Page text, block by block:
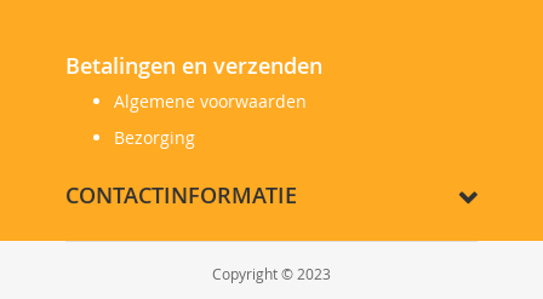
Betalingen en verzenden
Algemene voorwaarden
Bezorging
CONTACTINFORMATIE
Copyright © 2023